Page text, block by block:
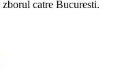
catre Bucuresti.